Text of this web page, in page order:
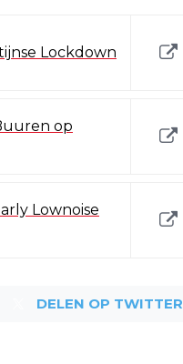
Lockdown
op
Lownoise
DELEN OP TWITTER